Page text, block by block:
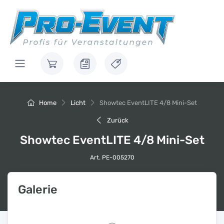
Home Licht Showtec EventLITE 4/8 Mini-Set
Zurück
Showtec EventLITE 4/8 Mini-Set
Art. PE-005270
Galerie